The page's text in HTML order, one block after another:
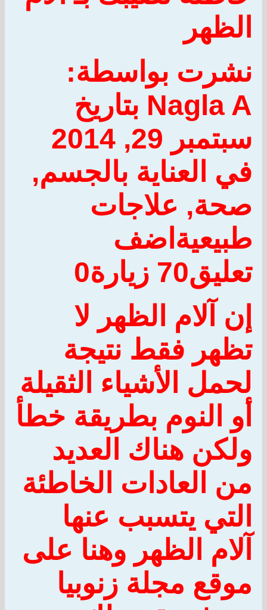
الظهر
نشرت بواسطة:
Nagla A بتاريخ
سبتمبر 29, 2014
في العناية بالجسم,
صحة, علاجات
طبيعية اضف
تعليق70 زيارة
0
إن آلام الظهر لا
تظهر فقط نتيجة
لحمل الأشياء الثقيلة
أو النوم بطريقة خطأ
ولكن هناك العديد
من العادات الخاطئة
التي يتسبب عنها
آلام الظهر وهنا على
موقع مجلة زنوبيا